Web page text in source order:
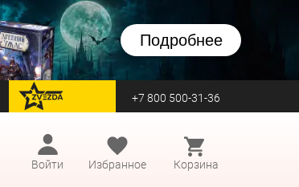
Подробнее
перейти на Zvezda +7 800 500-31-36
Войти
Избранное Корзина